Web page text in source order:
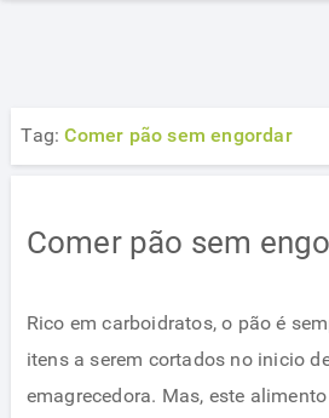
Tag:Comer pão sem engordar
Comer pão sem
Rico em carboidratos, o pão é
itens a serem cortados no inicio
emagrecedora. Mas, este